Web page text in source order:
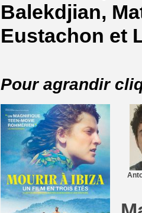
Balekdjian,
Eustachon et
Pour agrandir